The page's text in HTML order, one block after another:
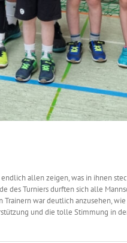
allen zeigen, was in ihnen
des Turniers durften sich alle
war deutlich anzusehen,
und die tolle Stimmung in